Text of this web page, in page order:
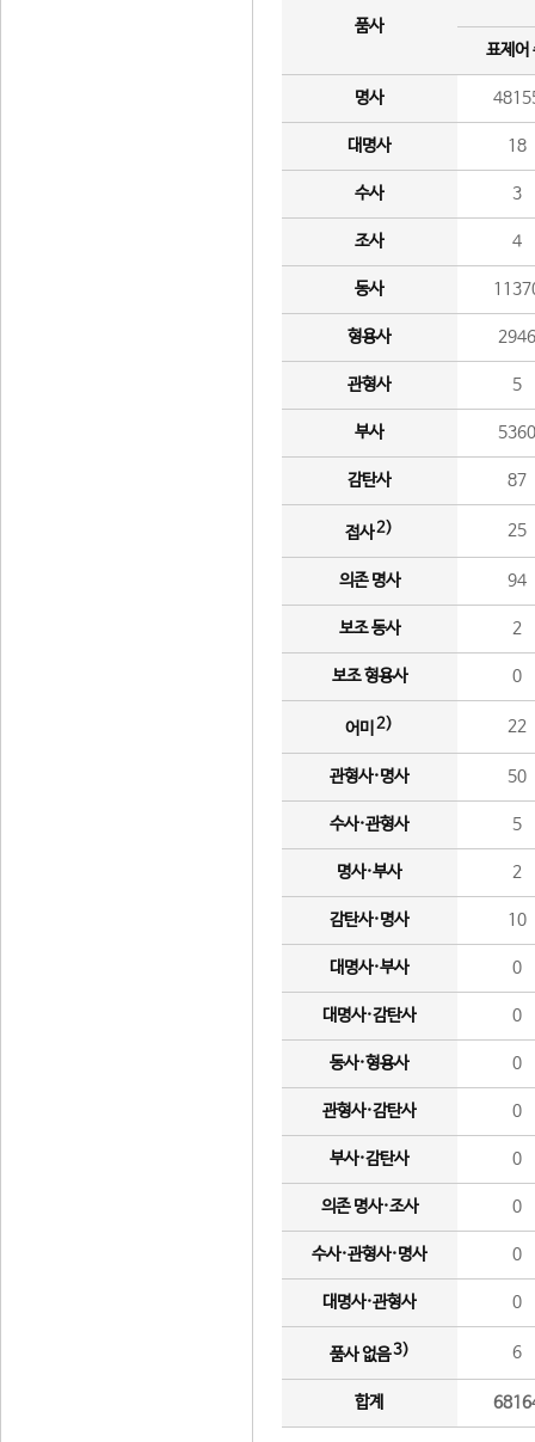
품사
표제어
명사
대명사 18
수사 3
조사 4
동사
형용사 2946
관형사 5
부사 5360
감탄사 87
접사2) 25
의존 명사 94
보조 동사 2
보조 형용사 0
어미 2) 22
관형사·명사 50
수사·관형사 5
명사·부사 2
감탄사·명사 10
대명사·부사 0
대명사·감탄사 0
동사·형용사 0
관형사·감탄사 0
부사·감탄사 0
의존 명사·조사 0
수사·관형사·명사 0
대명사·관형사 0
품사 없음3) 6
합계